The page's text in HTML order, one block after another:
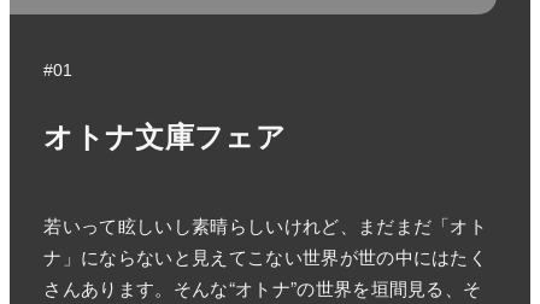
#01
オトナ文庫フェア
若いって眩しいし素晴らしいけれど、まだまだ「オト
ナ」にならないと見えてこない世界が世の中にはたく
さんあります。そんな“オトナ”の世界を垣間見る、そ